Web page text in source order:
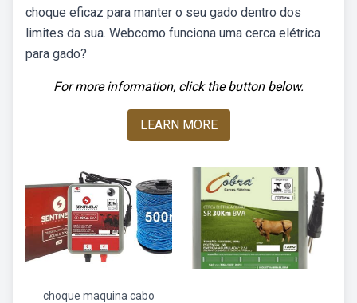
choque eficaz para manter o seu gado dentro dos
limites da sua. Webcomo funciona uma cerca elétrica
para gado?
For more information, click the button below.
LEARN MORE
choque maquina cabo